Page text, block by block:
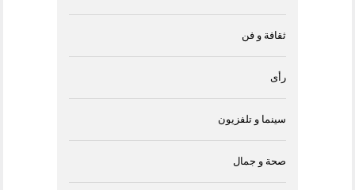
ثقافة و فن
رأى
سينما و تلفزيون
صحة و جمال